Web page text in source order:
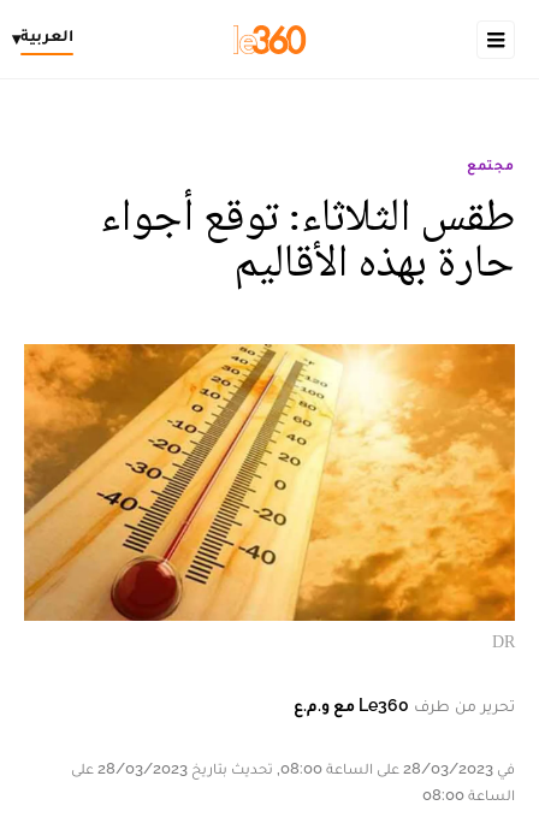
العربية▾
مجتمع
طقس الثلاثاء: توقع أجواء
حارة بهذه الأقاليم
DR
تحرير من طرف Le360 مع و.م.ع
في 28/03/2023 على الساعة 08:00, تحديث بتاريخ 28/03/2023 على
الساعة 08:00